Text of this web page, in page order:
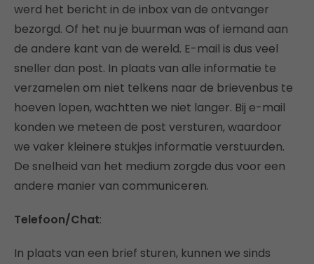
werd het bericht in de inbox van de ontvanger
bezorgd. Of het nu je buurman was of iemand aan
de andere kant van de wereld. E-mail is dus veel
sneller dan post. In plaats van alle informatie te
verzamelen om niet telkens naar de brievenbus te
hoeven lopen, wachtten we niet langer. Bij e-mail
konden we meteen de post versturen, waardoor
we vaker kleinere stukjes informatie verstuurden.
De snelheid van het medium zorgde dus voor een
andere manier van communiceren.
Telefoon/Chat:
In plaats van een brief sturen, kunnen we sinds